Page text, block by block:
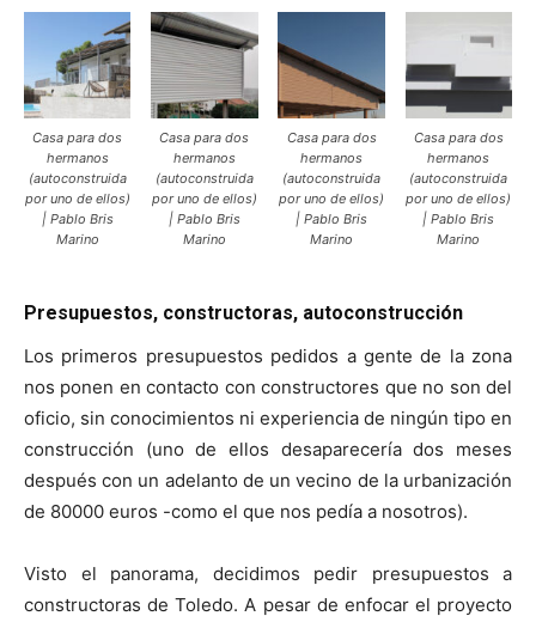
Casa para dos
hermanos
(autoconstruida
por uno de ellos)
| Pablo Bris
Marino
Casa para dos
hermanos
(autoconstruida
por uno de ellos)
| Pablo Bris
Marino
Casa para dos
hermanos
(autoconstruida
por uno de ellos)
| Pablo Bris
Marino
Casa para dos
hermanos
(autoconstruida
por uno de ellos)
| Pablo Bris
Marino
Presupuestos, constructoras, autoconstrucción
Los primeros presupuestos pedidos a gente de la zona
nos ponen en contacto con constructores que no son del
oficio, sin conocimientos ni experiencia de ningún tipo en
construcción (uno de ellos desaparecería dos meses
después con un adelanto de un vecino de la urbanización
de 80000 euros -como el que nos pedía a nosotros).
Visto el panorama, decidimos pedir presupuestos a
constructoras de Toledo. A pesar de enfocar el proyecto